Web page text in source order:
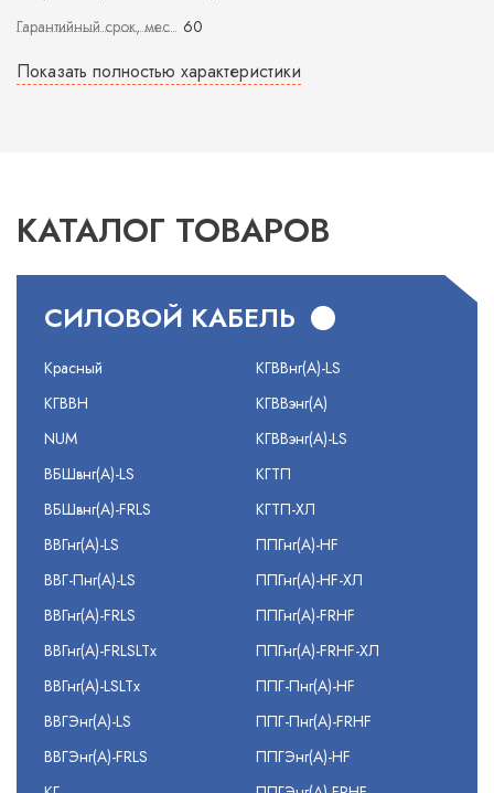
Гарантийный срок, мес
60
Показать полностью характеристики
КАТАЛОГ ТОВАРОВ
СИЛОВОЙ КАБЕЛЬ
Красный
КГВВН
NUM
ВБШвнг(А)-LS
ВБШвнг(А)-FRLS
ВВГнг(А)-LS
ВВГ-Пнг(А)-LS
ВВГнг(А)-FRLS
ВВГнг(А)-FRLSLTx
ВВГнг(А)-LSLTx
ВВГЭнг(А)-LS
ВВГЭнг(А)-FRLS
КГВВнг(А)-LS
КГВВэнг(А)
КГВВэнг(А)-LS
КГТП
КГТП-ХЛ
ППГнг(А)-HF
ППГнг(А)-HF-ХЛ
ППГнг(А)-FRHF
ППГнг(А)-FRHF-ХЛ
ППГ-Пнг(А)-HF
ППГ-Пнг(А)-FRHF
ППГЭнг(А)-HF